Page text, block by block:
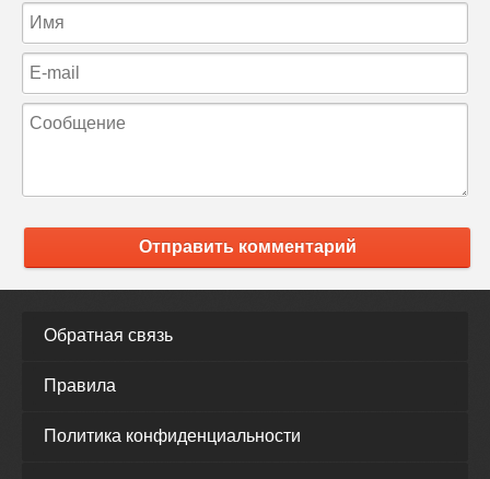
Отправить комментарий
Обратная связь
Правила
Политика конфиденциальности